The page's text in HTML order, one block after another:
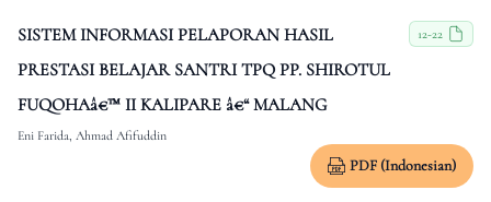
SISTEM INFORMASI PELAPORAN HASIL
PRESTASI BELAJAR SANTRI TPQ PP. SHIROTUL
FUQOHAâ€™ II KALIPARE â€“ MALANG
12-22
Eni Farida, Ahmad Afifuddin
PDF (Indonesian)